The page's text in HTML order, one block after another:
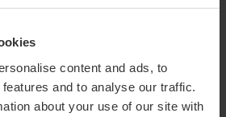
content and ads, to
and to analyse our traffic.
about your use of our site with